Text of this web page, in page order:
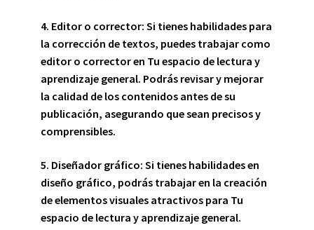
4. Editor o corrector: Si tienes habilidades para
la corrección de textos, puedes trabajar como
editor o corrector en Tu espacio de lectura y
aprendizaje general. Podrás revisar y mejorar
la calidad de los contenidos antes de su
publicación, asegurando que sean precisos y
comprensibles.
5. Diseñador gráfico: Si tienes habilidades en
diseño gráfico, podrás trabajar en la creación
de elementos visuales atractivos para Tu
espacio de lectura y aprendizaje general.